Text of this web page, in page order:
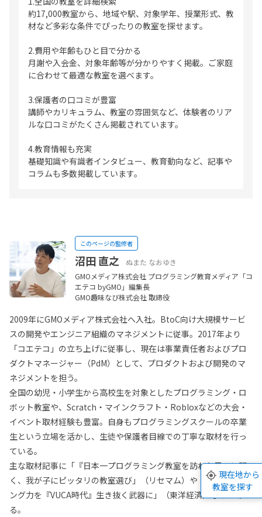
約17,000教室から、地域や駅、対象学年、授業形式、教
材など多彩な条件でぴったりの教室を探せます。
2.費用や年齢もひと目で分かる
月謝や入会金、対象年齢等が分かりやすく掲載。ご家庭
に合わせて最適な教室を選べます。
3.保護者の口コミが豊富
講師やカリキュラム、教室の雰囲気など、体験者のリア
ルな口コミがたくさん掲載されています。
4.教育情報も充実
基礎知識や有識者インタビュー、教育動向など、記事や
コラムも多数掲載しています。
このページの監修者
沼田 直之
ぬまた なおゆき
GMOメディア株式会社 プログラミング教育メディア「コ
エテコ byGMO」編集長
GMO趣味なび株式会社 取締役
2009年にGMOメディア株式会社へ入社。BtoC向け大規模サービ
スの開発やエンジニア組織のマネジメントに従事。2017年より
「コエテコ」の立ち上げに従事し、現在は事業責任者およびプロ
ダクトマネージャー（PdM）として、プロダクトおよび開発のマ
ネジメントを担う。
全国の幼児・小学生から高校生を対象としたプログラミング・ロ
ボット教室や、Scratch・マインクラフト・Robloxなどの大会・
イベント取材経験も豊富。自身もプログラミングスクールの卒業
生という立場を活かし、生徒や保護者目線での丁寧な取材を行っ
ている。
主な取材記事に「『日本一プログラミング教室を訪ねた男』に聞
く、我が子にピッタリの教室選び」（リセマム）や「プログラミ
ング力を『VUCA時代』生き抜く武器に」（東洋経済）などがあ
る。
現在地から
教室を探す